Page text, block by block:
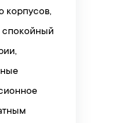
корпусов,
спокойный